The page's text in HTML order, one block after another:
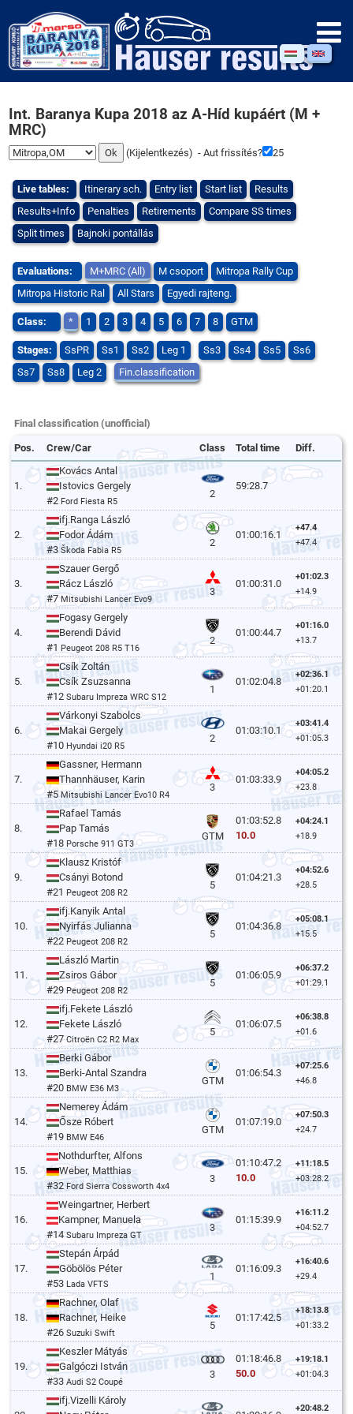
Int. Baranya Kupa 2018 az A-Híd kupáért (M +
MRC)
(Kijelentkezés) - Aut frissítés? 25
Live tables: Itinerary sch. Entry list Start list
Results
Results+Info
Penalties Retirements
Compare SS times
Split times
Bajnoki pontállás
Evaluations: M+MRC (All) M csoport
Mitropa Rally Cup
Mitropa Historic Ral
All Stars Egyedi rajteng.
Class: * 1 2 3 4 5 6 7 8 GTM
Stages: SsPR Ss1 Ss2 Leg 1 Ss3 Ss4 Ss5
Ss6
Ss7
Ss8 Leg 2 Fin.classification
Final classification (unofficial)
Pos. Crew/Car Class Total time Diff.
1.
Kovács Antal
Istovics Gergely
#2 Ford Fiesta R5
2
59:28.7
2.
ifj.Ranga László
Fodor Ádám
#3Škoda Fabia R5
2
01:00:16.1
+47.4
+47.4
3.
Szauer Gergő
Rácz László
#7Mitsubishi Lancer Evo9
3
01:00:31.0
+01:02.3
+14.9
4.
Fogasy Gergely
Berendi Dávid
#1 Peugeot 208 R5 T16
2
01:00:44.7
+01:16.0
+13.7
5.
Csík Zoltán
Csík Zsuzsanna
#12Subaru Impreza WRC S12
1
01:02:04.8
+02:36.1
+01:20.1
6.
Várkonyi Szabolcs
Makai Gergely
#10 Hyundai i20 R5
2
01:03:10.1
+03:41.4
+01:05.3
7.
Gassner, Hermann
Thannhäuser, Karin
#5Mitsubishi Lancer Evo10 R4
3
01:03:33.9
+04:05.2
+23.8
8.
Rafael Tamás
Pap Tamás
#18 Porsche 911 GT3
GTM
01:03:52.8
10.0
+04:24.1
+18.9
9.
Klausz Kristóf
Csányi Botond
#21 Peugeot 208 R2
5
01:04:21.3
+04:52.6
+28.5
10.
ifj.Kanyik Antal
Nyirfás Julianna
#22 Peugeot 208 R2
5
01:04:36.8
+05:08.1
+15.5
11.
László Martin
Zsiros Gábor
#29Peugeot 208 R2
5
01:06:05.9
+06:37.2
+01:29.1
12.
ifj.Fekete László
Fekete László
#27Citroën C2 R2 Max
5
01:06:07.5
+06:38.8
+01.6
13.
Berki Gábor
Berki-Antal Szandra
#20 BMW E36 M3
GTM
01:06:54.3
+07:25.6
+46.8
14.
Nemerey Ádám
Ősze Róbert
#19 BMW E46
GTM
01:07:19.0
+07:50.3
+24.7
15.
Nothdurfter, Alfons
Weber, Matthias
#32 Ford Sierra Cossworth 4x4
3
01:10:47.2
10.0
+11:18.5
+03:28.2
16.
Weingartner, Herbert
Kampner, Manuela
#14Subaru Impreza GT
3
01:15:39.9
+16:11.2
+04:52.7
17.
Stepán Árpád
Göbölös Péter
#53 Lada VFTS
1
01:16:09.3
+16:40.6
+29.4
18.
Rachner, Olaf
Rachner, Heike
#26Suzuki Swift
5
01:17:42.5
+18:13.8
+01:33.2
19.
Keszler Mátyás
Galgóczi István
#33Audi S2 Coupé
3
01:18:46.8
50.0
+19:18.1
+01:04.3
ifj.Vizelli Károly
+20:48.2